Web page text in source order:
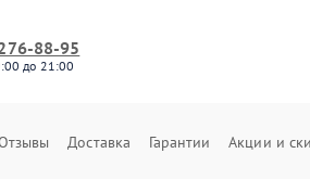
88-95
до 21:00
Доставка Гарантии Акции и